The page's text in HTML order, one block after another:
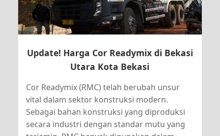
Update! Harga Cor Readymix di Bekasi
Utara Kota Bekasi
Cor Readymix (RMC) telah berubah unsur
vital dalam sektor konstruksi modern.
Sebagai bahan konstruksi yang diproduksi
secara industri dengan standar mutu yang